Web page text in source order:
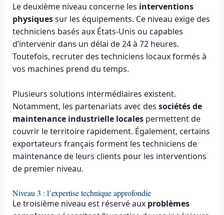
Le deuxième niveau concerne les interventions
physiquessur les équipements. Ce niveau exige des
techniciens basés aux États-Unis ou capables
d’intervenir dans un délai de 24 à 72 heures.
Toutefois, recruter des techniciens locaux formés à
vos machines prend du temps.
Plusieurs solutions intermédiaires existent.
Notamment, les partenariats avec des sociétés de
maintenance industrielle localespermettent de
couvrir le territoire rapidement. Également, certains
exportateurs français forment les techniciens de
maintenance de leurs clients pour les interventions
de premier niveau.
Niveau 3 : l’expertise technique approfondie
Le troisième niveau est réservé aux problèmes